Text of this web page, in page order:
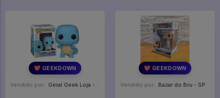
💖 GEEKDOWN
Vendido por: Geral Geek Loja - SP
💖 GEEKDOWN
Vendido por: Bazar do Bru - SP